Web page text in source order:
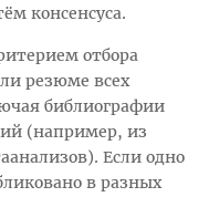
консенсуса.
отбора
резюме всех
библиографии
(например, из
Если одно
в разных